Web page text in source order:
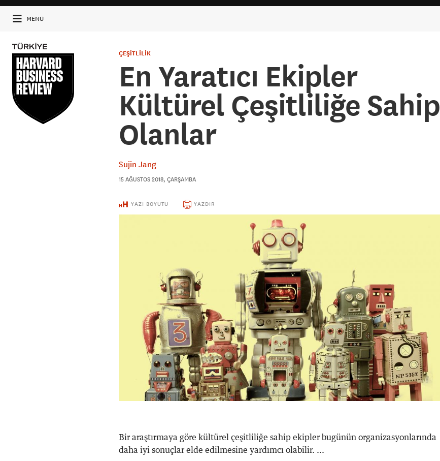
MENÜ
ÇEŞİTLİLİK
​En Yaratıcı Ekipler
Kültürel Çeşitliliğe Sahip
Olanlar
Sujin Jang
15 AĞUSTOS 2018, ÇARŞAMBA
YAZI BOYUTU YAZDIR
Bir araştırmaya göre kültürel çeşitliliğe sahip ekipler bugünün organizasyonlarında
daha iyi sonuçlar elde edilmesine yardımcı olabilir. ...